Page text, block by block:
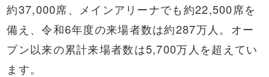
約37,000席、メインアリーナでも約22,500席を
備え、令和6年度の来場者数は約287万人。オー
プン以来の累計来場者数は5,700万人を超えてい
ます。